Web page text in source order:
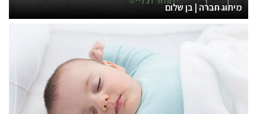
מיתוג חברה | בן שלום